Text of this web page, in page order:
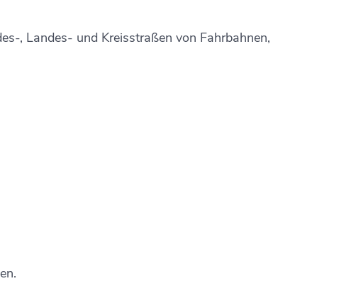
, Landes- und Kreisstraßen von Fahrbahnen,